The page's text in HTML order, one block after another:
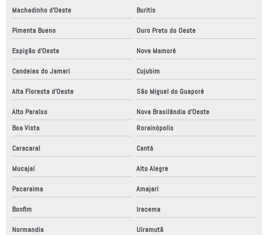
Machadinho d'Oeste Buritis
Pimenta Bueno Ouro Preto do Oeste
Espigão d'Oeste Nova Mamoré
Candeias do Jamari Cujubim
Alta Floresta d'Oeste São Miguel do Guaporé
Alto Paraíso
Nova Brasilândia d'Oeste
Boa Vista
Rorainópolis
Caracaraí Cantá
Mucajaí Alto Alegre
Pacaraima Amajari
Bonfim Iracema
Normandia Uiramutã